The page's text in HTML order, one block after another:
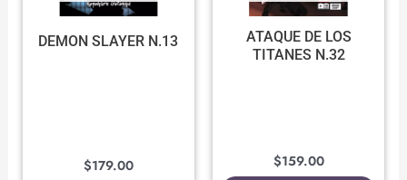
DEMON SLAYER N.13
$179.00
ATAQUE DE LOS
TITANES N.32
$159.00